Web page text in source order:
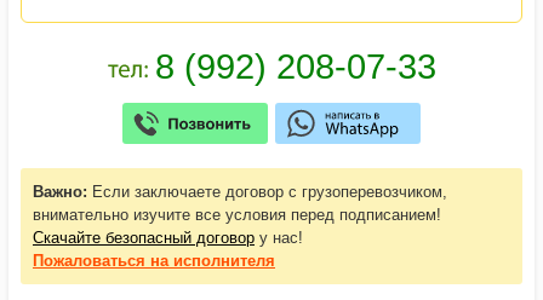
Важно: Если заключаете договор с грузоперевозчиком,
внимательно изучите все условия перед подписанием!
Скачайте безопасный договор у нас!
Пожаловаться на исполнителя